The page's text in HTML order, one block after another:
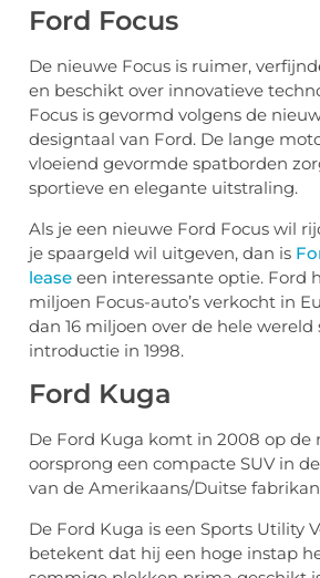
Ford Focus
De nieuwe Focus is ruimer,
en beschikt over innovatieve
Focus is gevormd volgens de
designtaal van Ford. De lange
vloeiend gevormde spatborden
sportieve en elegante uitstraling.
Als je een nieuwe Ford Focus wil
je spaargeld wil uitgeven, dan is
lease een interessante optie. Ford
miljoen Focus-auto’s verkocht in
dan 16 miljoen over de hele wereld
introductie in 1998.
Ford Kuga
De Ford Kuga komt in 2008 op de
oorsprong een compacte SUV in
van de Amerikaans/Duitse
De Ford Kuga is een Sports Utility
betekent dat hij een hoge instap